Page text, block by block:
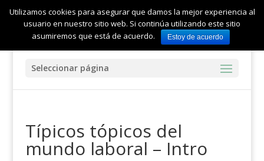
Seleccionar página
Típicos tópicos del
mundo laboral – Intro
Utilizamos cookies para asegurar que damos la mejor experiencia al
usuario en nuestro sitio web. Si continúa utilizando este sitio
asumiremos que está de acuerdo.
Estoy de acuerdo